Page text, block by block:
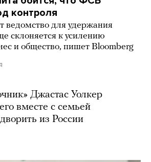
контроля
ведомство для удержания
склоняется к усилению
и общество, пишет Bloomberg
Джастас Уолкер
вместе с семьей
из России